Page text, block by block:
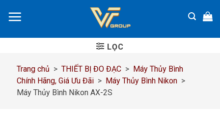
đến
dung
LỌC
Trang chủ > THIẾT BỊ ĐO ĐẠC > Máy Thủy Bình
Chính Hãng, Giá Ưu Đãi > Máy Thủy Bình Nikon >
Máy Thủy Bình Nikon AX-2S